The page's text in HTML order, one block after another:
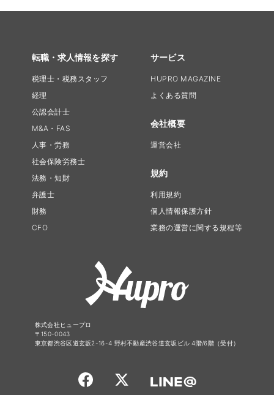
転職・求人情報を探す
税理士・税務スタッフ
経理
公認会計士
M&A・FAS
人事・労務
社会保険労務士
法務・知財
弁護士
財務
CFO
サービス
HUPRO MAGAZINE
よくある質問
会社概要
運営会社
規約
利用規約
個人情報保護方針
業務の運営に関する規程等
株式会社ヒュープロ
〒150-0043
東京都渋谷区道玄坂2-16-4 野村不動産渋谷道玄坂ビル 4階/6階（受付）